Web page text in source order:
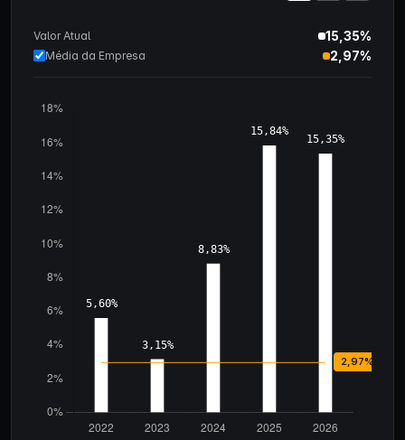
Valor Atual 15,35%
Média da Empresa 2,97%